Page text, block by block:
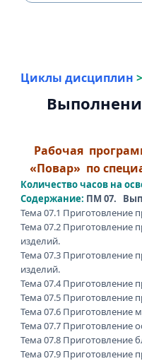
Циклы дисциплин >
Рабочая
«Повар» по
Количество часов на
Содержание: ПМ 07.
Тема 07.1 Приготовление
Тема 07.2 Приготовление
изделий.
Тема 07.3 Приготовление
изделий.
Тема 07.4 Приготовление
Тема 07.5 Приготовление
Тема 07.6 Приготовление
Тема 07.7 Приготовление
Тема 07.8 Приготовление
Тема 07.9 Приготовление